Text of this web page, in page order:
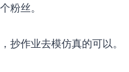
粉丝。
抄作业去模仿真的可以。